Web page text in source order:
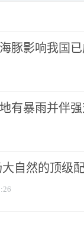
豚影响我国
有暴雨并伴
自然的顶级